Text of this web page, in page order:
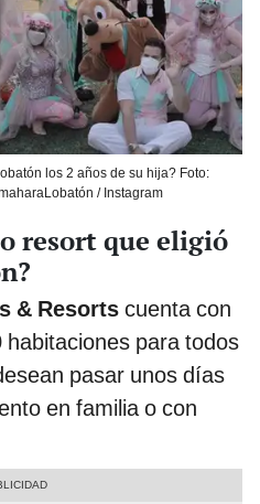
los 2 años de su hija? Foto:
/ Instagram
resort que eligió
& Resorts cuenta con
para todos
pasar unos días
en familia o con